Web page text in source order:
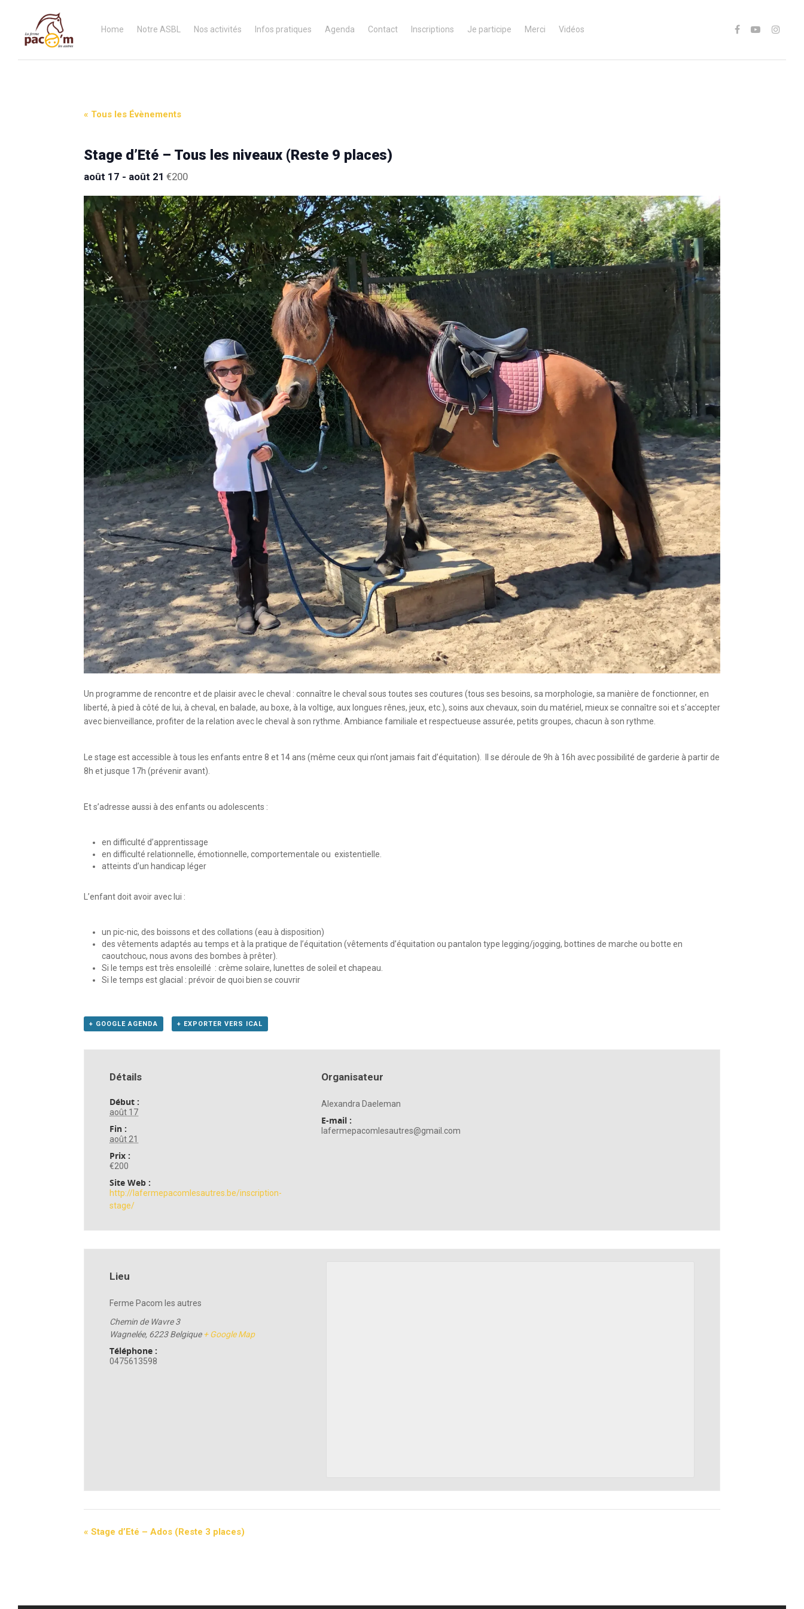
Home Notre ASBL Nos activités Infos pratiques Agenda Contact Inscriptions Je participe Merci Vidéos
« Tous les Évènements
Stage d’Eté – Tous les niveaux (Reste 9 places)
août 17 - août 21 €200
Un programme de rencontre et de plaisir avec le cheval : connaître le cheval sous toutes ses coutures (tous ses besoins, sa morphologie, sa manière de fonctionner, en
liberté, à pied à côté de lui, à cheval, en balade, au boxe, à la voltige, aux longues rênes, jeux, etc.), soins aux chevaux, soin du matériel, mieux se connaître soi et s’accepter
avec bienveillance, profiter de la relation avec le cheval à son rythme. Ambiance familiale et respectueuse assurée, petits groupes, chacun à son rythme.
Le stage est accessible à tous les enfants entre 8 et 14 ans (même ceux qui n’ont jamais fait d’équitation). Il se déroule de 9h à 16h avec possibilité de garderie à partir de
8h et jusque 17h (prévenir avant).
Et s’adresse aussi à des enfants ou adolescents :
en difficulté d’apprentissage
en difficulté relationnelle, émotionnelle, comportementale ou existentielle.
atteints d’un handicap léger
L’enfant doit avoir avec lui :
un pic-nic, des boissons et des collations (eau à disposition)
des vêtements adaptés au temps et à la pratique de l’équitation (vêtements d’équitation ou pantalon type legging/jogging, bottines de marche ou botte en
caoutchouc, nous avons des bombes à prêter).
Si le temps est très ensoleillé : crème solaire, lunettes de soleil et chapeau.
Si le temps est glacial : prévoir de quoi bien se couvrir
+ GOOGLE AGENDA + EXPORTER VERS ICAL
Détails
Début :
août 17
Fin :
août 21
Prix :
€200
Site Web :
http://lafermepacomlesautres.be/inscription-
stage/
Organisateur
Alexandra Daeleman
E-mail :
lafermepacomlesautres@gmail.com
Lieu
Ferme Pacom les autres
Chemin de Wavre 3
Wagnelée, 6223 Belgique + Google Map
Téléphone :
0475613598
« Stage d’Eté – Ados (Reste 3 places)